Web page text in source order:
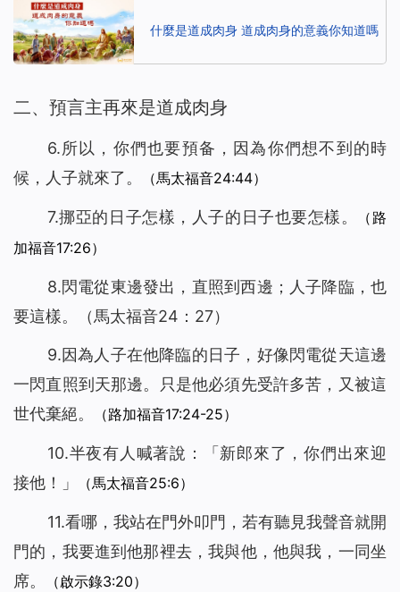
什麼是道成肉身 道成肉身的意義你知道嗎
二、預言主再來是道成肉身
6.所以，你們也要預备，因為你們想不到的時
候，人子就來了。 （馬太福音24:44）
7.挪亞的日子怎樣，人子的日子也要怎樣。
（路
加福音17:26）
8.閃電從東邊發出，直照到西邊；人子降臨，也
要這樣。（馬太福音24：27）
9.因為人子在他降臨的日子，好像閃電從天這邊
一閃直照到天那邊。只是他必須先受許多苦，又被這
世代棄絕。
（路加福音17:24-25）
10.半夜有人喊著說：「新郎來了，你們出來迎
接他！」
（馬太福音25:6）
11.看哪，我站在門外叩門，若有聽見我聲音就開
門的，我要進到他那裡去，我與他，他與我，一同坐
席。
（啟示錄3:20）